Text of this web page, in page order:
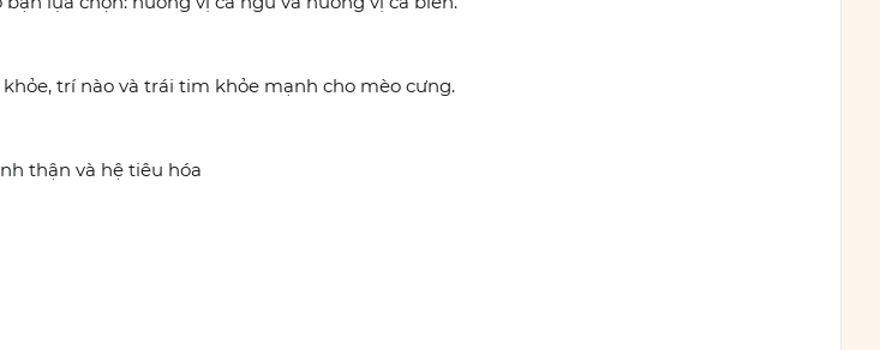
trí nào và trái tim khỏe mạnh cho mèo cưng.
thận và hệ tiêu hóa